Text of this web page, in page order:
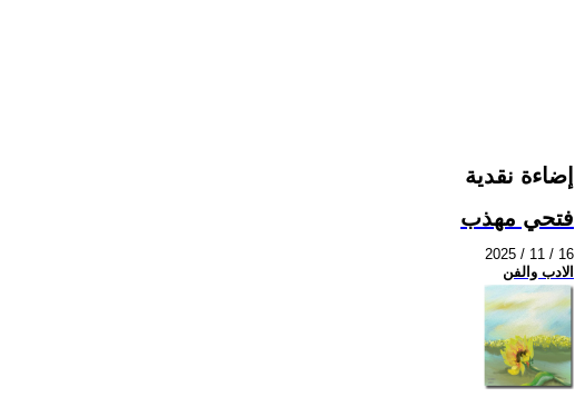
إضاءة نقدية
فتحي مهذب
2025 / 11 / 16
الادب والفن